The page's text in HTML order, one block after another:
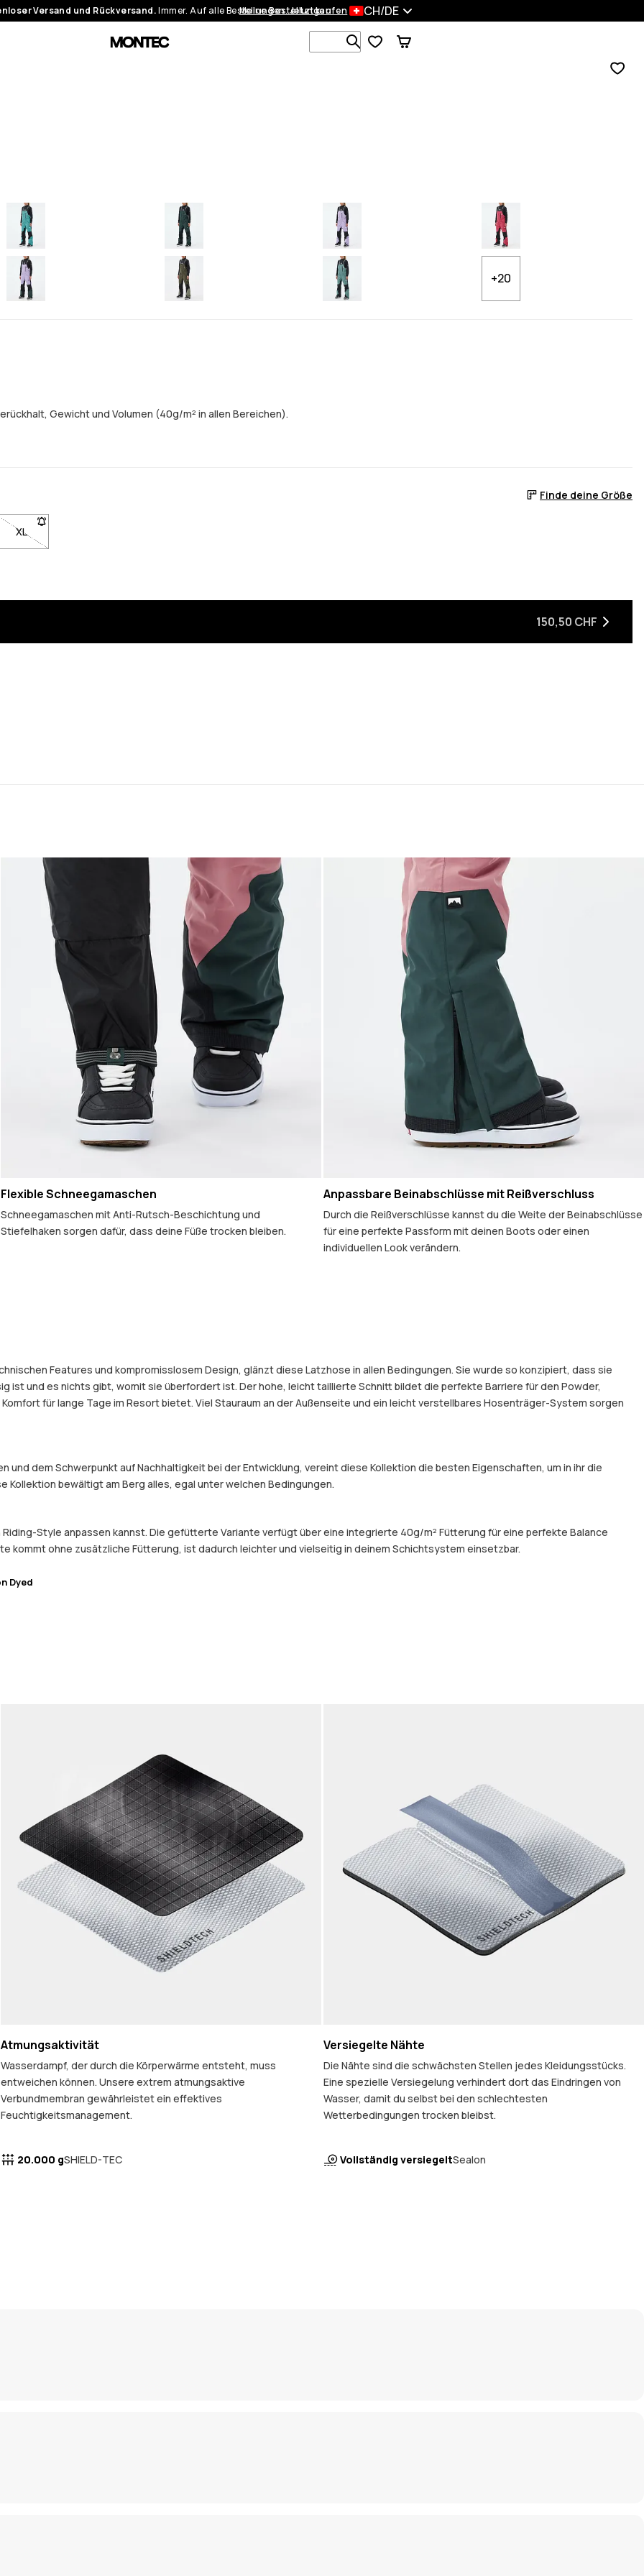
Versand und Rückversand.Immer. Auf alle Bestellungen.Jetzt kaufen
Meine Bestellungen CH/DE
Durchsuche 1 000+ Produkte
+20
Gewicht und Volumen (40g/m² in allen Bereichen).
Finde deine Größe
wenn sie wieder auf Lager ist
benachrichtigt zu werden, wenn sie wieder auf Lager ist
Klicke, um benachrichtigt zu werden, wenn sie wieder auf Lager ist
nicht verfügbar. Klicke, um benachrichtigt zu werden, wenn sie wieder auf Lager ist
XL- Größe XL nicht verfügbar. Klicke, um benachrichtigt zu werden, wenn sie wieder auf Lager ist
150,50 CHF
Flexible Schneegamaschen
Schneegamaschen mit Anti-Rutsch-Beschichtung und
Stiefelhaken sorgen dafür, dass deine Füße trocken bleiben.
Anpassbare Beinabschlüsse mit Reißverschluss
Durch die Reißverschlüsse kannst du die Weite der Beinabschlüsse
für eine perfekte Passform mit deinen Boots oder einen
individuellen Look verändern.
Features und kompromisslosem Design, glänzt diese Latzhose in allen Bedingungen. Sie wurde so konzipiert, dass sie
ist und es nichts gibt, womit sie überfordert ist. Der hohe, leicht taillierte Schnitt bildet die perfekte Barriere für den Powder,
für lange Tage im Resort bietet. Viel Stauraum an der Außenseite und ein leicht verstellbares Hosenträger-System sorgen
und dem Schwerpunkt auf Nachhaltigkeit bei der Entwicklung, vereint diese Kollektion die besten Eigenschaften, um in ihr die
bewältigt am Berg alles, egal unter welchen Bedingungen.
Style anpassen kannst. Die gefütterte Variante verfügt über eine integrierte 40g/m² Fütterung für eine perfekte Balance
kommt ohne zusätzliche Fütterung, ist dadurch leichter und vielseitig in deinem Schichtsystem einsetzbar.
Dyed
Atmungsaktivität
Wasserdampf, der durch die Körperwärme entsteht, muss
entweichen können. Unsere extrem atmungsaktive
Verbundmembran gewährleistet ein effektives
Feuchtigkeitsmanagement.
20.000 gSHIELD-TEC
Versiegelte Nähte
Die Nähte sind die schwächsten Stellen jedes Kleidungsstücks.
Eine spezielle Versiegelung verhindert dort das Eindringen von
Wasser, damit du selbst bei den schlechtesten
Wetterbedingungen trocken bleibst.
Vollständig versiegeltSealon